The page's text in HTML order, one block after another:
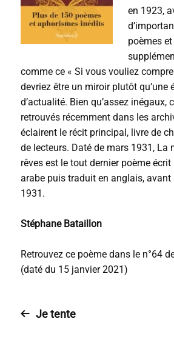
en 1923,
poèmes
comme ce « Si vous vouliez
devriez être un miroir plutôt qu’une
d’actualité. Bien qu’assez inégaux,
retrouvés récemment dans les
éclairent le récit principal, livre de
de lecteurs. Daté de mars 1931, La
rêves est le tout dernier poème écrit
arabe puis traduit en anglais, avant
1931.
Stéphane Bataillon
Retrouvez ce poème dans le n°64
(daté du 15 janvier 2021)
Je tente